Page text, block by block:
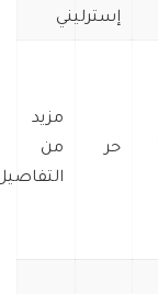
إسترليني
حر
مزيد
من